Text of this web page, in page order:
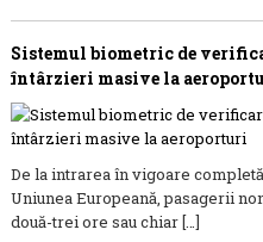
Sistemul biometric de
întârzieri masive la
De la intrarea în vigoare
Uniunea Europeană, pasagerii
două-trei ore sau chiar […]